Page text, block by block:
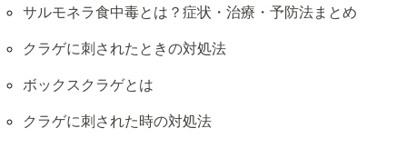
サルモネラ食中毒とは？症状・治療・予防法まとめ
クラゲに刺されたときの対処法
ボックスクラゲとは
クラゲに刺された時の対処法